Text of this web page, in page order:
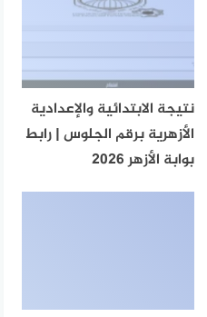
نتيجة الابتدائية والإعدادية
الأزهرية برقم الجلوس | رابط
بوابة الأزهر 2026